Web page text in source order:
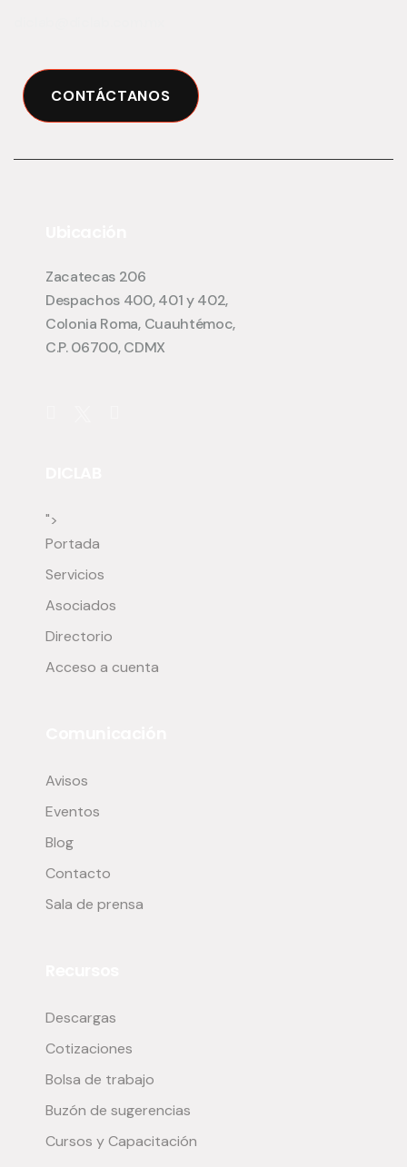
CONTÁCTANOS
Zacatecas 206
Despachos 400, 401 y 402,
Colonia Roma, Cuauhtémoc,
C.P. 06700, CDMX
">
Portada
Servicios
Asociados
Directorio
Acceso a cuenta
Avisos
Eventos
Blog
Contacto
Sala de prensa
Descargas
Cotizaciones
Bolsa de trabajo
Buzón de sugerencias
Cursos y Capacitación